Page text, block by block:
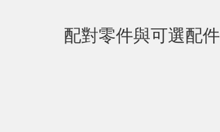
配對零件與可選配件